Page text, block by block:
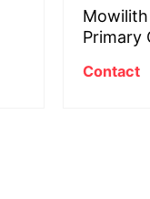
Mowilith
Primary
Contact